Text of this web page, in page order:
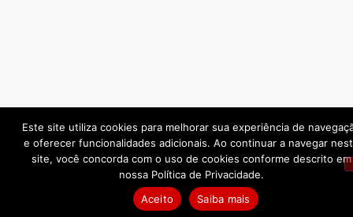
Este site utiliza cookies para melhorar sua experiência de
e oferecer funcionalidades adicionais. Ao continuar a navegar
site, você concorda com o uso de cookies conforme descrito em
nossa Política de Privacidade.
Aceito
Saiba mais